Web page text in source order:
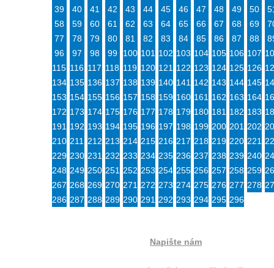
39
40 41 42 43 44 45 46 47 48 49 50
58
59 60 61 62 63 64 65 66 67 68 69
77
78 79 80 81 82 83 84 85 86 87 88
96
97 98 99 100 101 102 103 104 105 106 107
115 116 117 118 119 120 121 122 123 124 125 126
134 135 136 137 138 139 140 141 142 143 144 145
153 154 155 156 157 158 159 160 161 162 163 164
172 173 174 175 176 177 178 179 180 181 182 183
191 192 193 194 195 196 197 198 199 200 201 202
210 211 212 213 214 215 216 217 218 219 220 221
229 230 231 232 233 234 235 236 237 238 239 240
248 249 250 251 252 253 254 255 256 257 258 259
267 268 269 270 271 272 273 274 275 276 277 278
286 287 288 289 290 291 292 293 294 295 296
Napište nám